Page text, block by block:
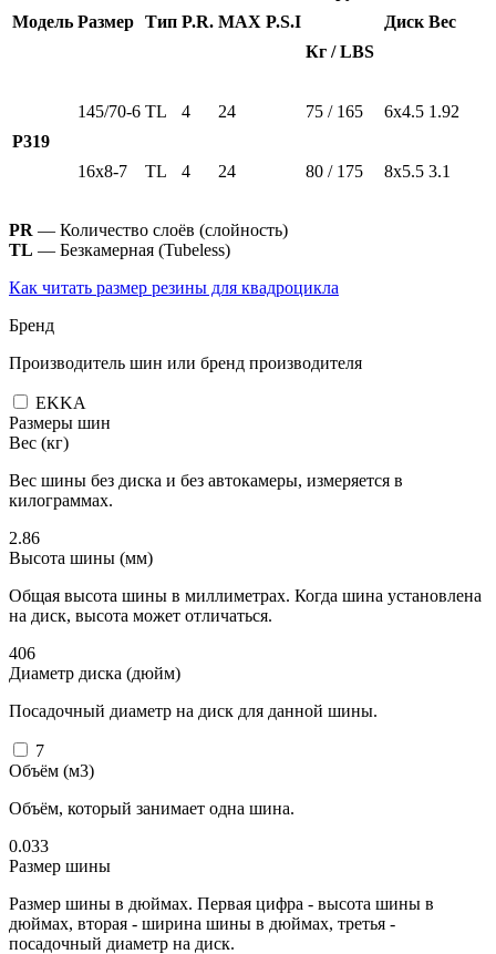
Модель Размер Тип P.R. MAX P.S.I
Диск Вес
Кг / LBS
Р319
145/70-6 TL 4 24 75 / 165 6х4.5 1.92
16х8-7 TL 4 24 80 / 175 8х5.5 3.1
PR — Количество слоёв (слойность)
TL — Безкамерная (Tubeless)
Как читать размер резины для квадроцикла
Бренд
Производитель шин или бренд производителя
EKKA
Размеры шин
Вес (кг)
Вес шины без диска и без автокамеры, измеряется в
килограммах.
2.86
Высота шины (мм)
Общая высота шины в миллиметрах. Когда шина установлена
на диск, высота может отличаться.
406
Диаметр диска (дюйм)
Посадочный диаметр на диск для данной шины.
7
Объём (м3)
Объём, который занимает одна шина.
0.033
Размер шины
Размер шины в дюймах. Первая цифра - высота шины в
дюймах, вторая - ширина шины в дюймах, третья -
посадочный диаметр на диск.